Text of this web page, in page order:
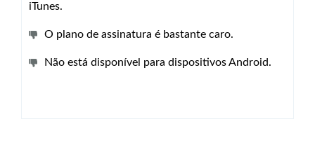
iTunes.
O plano de assinatura é bastante caro.
Não está disponível para dispositivos Android.